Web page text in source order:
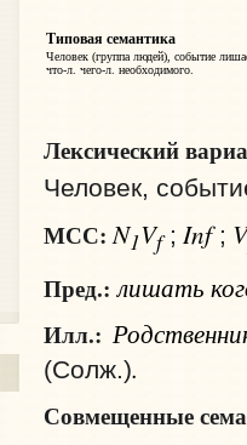
Типовая семантика
Человек (группа людей), событие
что‑л. чего‑л. необходимого.
Лексический
Человек,
МСС: N1Vf; Inf; V
Пред.: лишать
Илл.:
(Солж.).
Совмещенные